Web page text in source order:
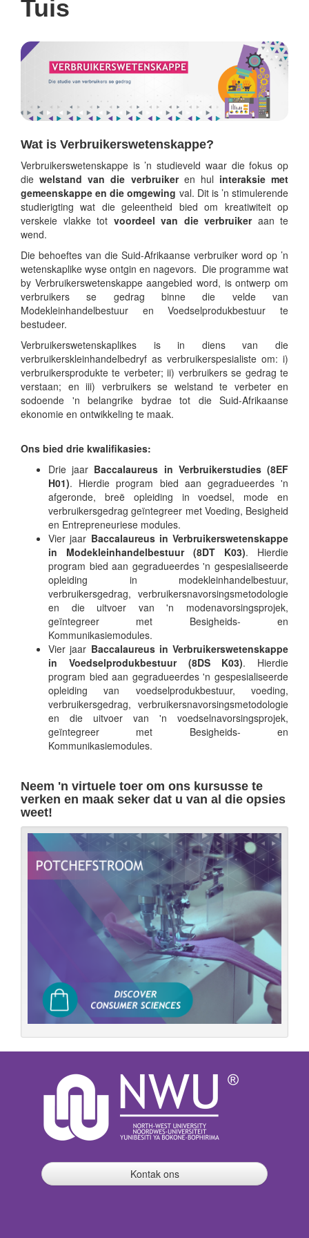
Tuis
Wat is Verbruikerswetenskappe?
Verbruikerswetenskappe is ’n studieveld waar die fokus op
diewelstand van die verbruikeren hul interaksie met
gemeenskappe en die omgewing val. Dit is ’n stimulerende
studierigting wat die geleentheid bied om kreatiwiteit op
verskeie vlakke tot voordeel van die verbruikeraan te
wend.
Die behoeftes van die Suid-Afrikaanse verbruiker word op ’n
wetenskaplike wyse ontgin en nagevors. Die programme wat
by Verbruikerswetenskappe aangebied word, is ontwerp om
verbruikers se gedrag binne die velde van
Modekleinhandelbestuur en Voedselprodukbestuur te
bestudeer.
Verbruikerswetenskaplikes is in diens van die
verbruikerskleinhandelbedryf as verbruikerspesialiste om: i)
verbruikersprodukte te verbeter; ii) verbruikers se gedrag te
verstaan; en iii) verbruikers se welstand te verbeter en
sodoende 'n belangrike bydrae tot die Suid-Afrikaanse
ekonomie en ontwikkeling te maak.
Ons bied drie kwalifikasies:
Drie jaar Baccalaureus in Verbruikerstudies (8EF
H01). Hierdie program bied aan gegradueerdes 'n
afgeronde, breë opleiding in voedsel, mode en
verbruikersgedrag geïntegreer met Voeding, Besigheid
en Entrepreneuriese modules.
Vier jaar Baccalaureus in Verbruikerswetenskappe
in Modekleinhandelbestuur (8DT K03). Hierdie
program bied aan gegradueerdes 'n gespesialiseerde
opleiding in modekleinhandelbestuur,
verbruikersgedrag, verbruikersnavorsingsmetodologie
en die uitvoer van 'n modenavorsingsprojek,
geïntegreer met Besigheids- en
Kommunikasiemodules.
Vier jaar Baccalaureus in Verbruikerswetenskappe
in Voedselprodukbestuur (8DS K03). Hierdie
program bied aan gegradueerdes 'n gespesialiseerde
opleiding van voedselprodukbestuur, voeding,
verbruikersgedrag, verbruikersnavorsingsmetodologie
en die uitvoer van 'n voedselnavorsingsprojek,
geïntegreer met Besigheids- en
Kommunikasiemodules.
Neem 'n virtuele toer om ons kursusse te
verken en maak seker dat u van al die opsies
weet!
Kontak ons